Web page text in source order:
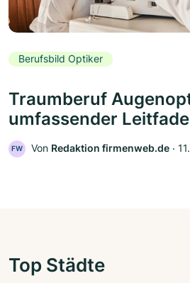
Berufsbild Optiker
Traumberuf
umfassender
FW Von Redaktion firmenweb.de ‧
Top Städte